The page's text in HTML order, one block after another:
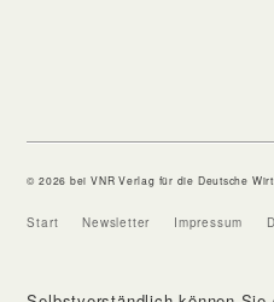
© 2026 bei VNR Verlag für die Deutsche
Start Newsletter Impressum